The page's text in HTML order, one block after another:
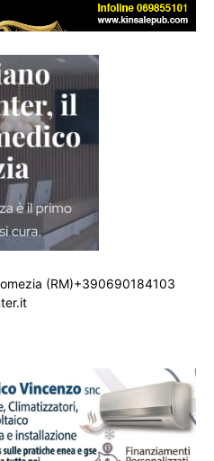
(RM)+390690184103